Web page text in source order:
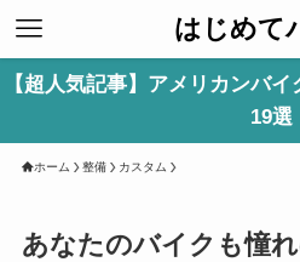
はじめて
【超人気記事】アメリカンバ
19選
ホーム 整備 カスタム
あなたのバイクも憧